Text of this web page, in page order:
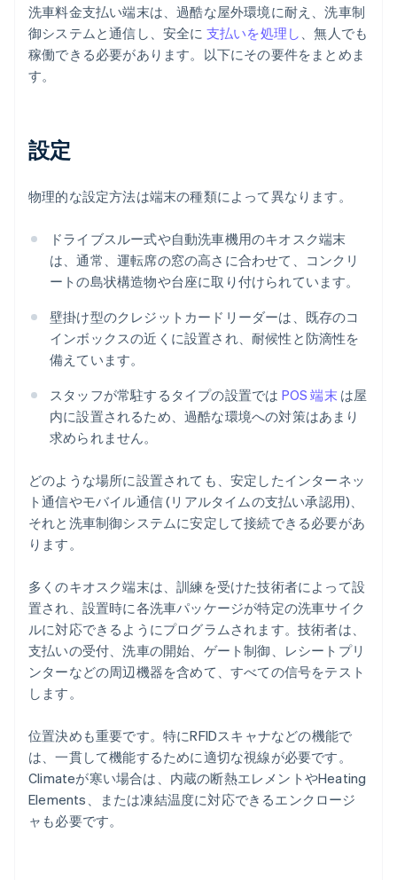
洗車料金支払い端末は、過酷な屋外環境に耐え、洗車制
御システムと通信し、安全に 支払いを処理し 、無人でも
稼働できる必要があります。以下にその要件をまとめま
す。
設定
物理的な設定方法は端末の種類によって異なります。
ドライブスルー式や自動洗車機用のキオスク端末
は、通常、運転席の窓の高さに合わせて、コンクリ
ートの島状構造物や台座に取り付けられています。
壁掛け型のクレジットカードリーダーは、既存のコ
インボックスの近くに設置され、耐候性と防滴性を
備えています。
スタッフが常駐するタイプの設置では POS 端末 は屋
内に設置されるため、過酷な環境への対策はあまり
求められません。
どのような場所に設置されても、安定したインターネッ
ト通信やモバイル通信 (リアルタイムの支払い承認用)、
それと洗車制御システムに安定して接続できる必要があ
ります。
多くのキオスク端末は、訓練を受けた技術者によって設
置され、設置時に各洗車パッケージが特定の洗車サイク
ルに対応できるようにプログラムされます。技術者は、
支払いの受付、洗車の開始、ゲート制御、レシートプリ
ンターなどの周辺機器を含めて、すべての信号をテスト
します。
位置決めも重要です。特にRFIDスキャナなどの機能で
は、一貫して機能するために適切な視線が必要です。
Climateが寒い場合は、内蔵の断熱エレメントやHeating
Elements、または凍結温度に対応できるエンクロージ
ャも必要です。